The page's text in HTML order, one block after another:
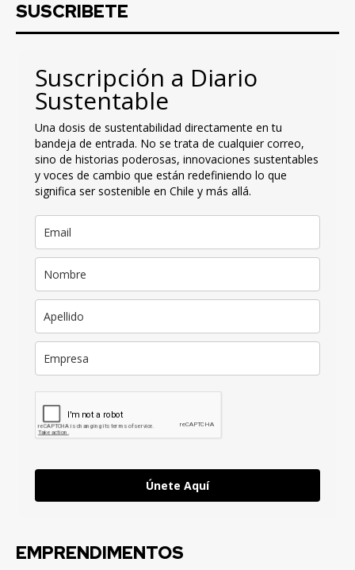
SUSCRIBETE
Suscripción a Diario
Sustentable
Una dosis de sustentabilidad directamente en tu
bandeja de entrada. No se trata de cualquier correo,
sino de historias poderosas, innovaciones sustentables
y voces de cambio que están redefiniendo lo que
significa ser sostenible en Chile y más allá.
Únete Aquí
EMPRENDIMENTOS